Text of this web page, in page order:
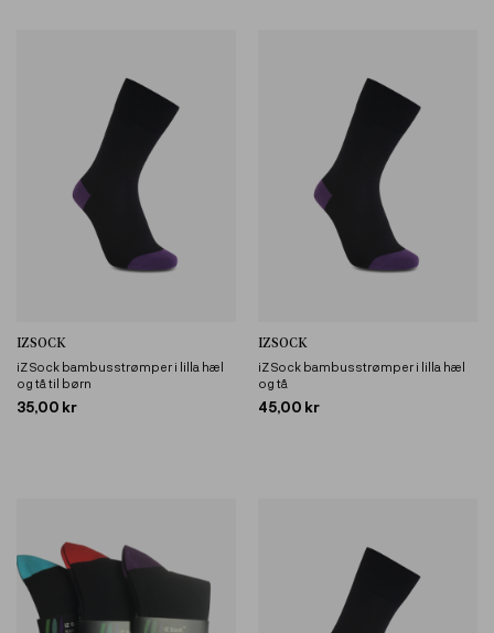
IZSOCK
iZ Sock bambusstrømper i lilla hæl
og tå til børn
35,00 kr
IZSOCK
iZ Sock bambusstrømper i lilla hæl
og tå
45,00 kr